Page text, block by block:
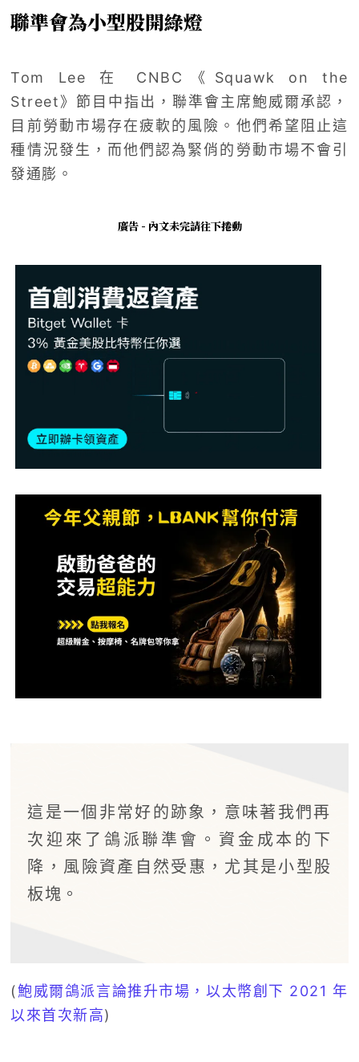
聯準會為小型股開綠燈
Tom Lee 在 CNBC《Squawk on the
Street》節目中指出，聯準會主席鮑威爾承認，
目前勞動市場存在疲軟的風險。他們希望阻止這
種情況發生，而他們認為緊俏的勞動市場不會引
發通膨。
廣告 - 內文未完請往下捲動
這是一個非常好的跡象，意味著我們再
次迎來了鴿派聯準會。資金成本的下
降，風險資產自然受惠，尤其是小型股
板塊。
(鮑威爾鴿派言論推升市場，以太幣創下 2021 年
以來首次新高)